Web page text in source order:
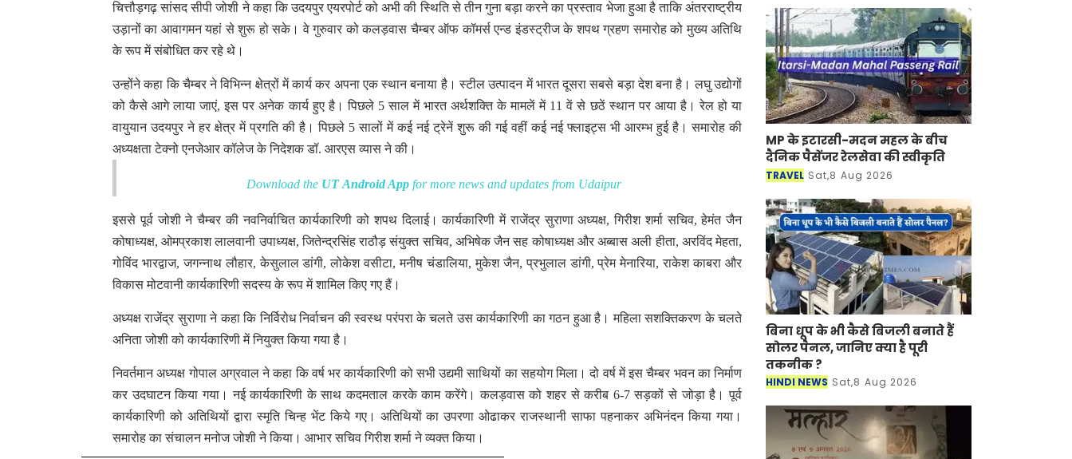
चित्तौड़गढ़ सांसद सीपी जोशी ने कहा कि उदयपुर एयरपोर्ट को अभी की स्थिति से तीन गुना बड़ा करने का प्रस्ताव भेजा हुआ है ताकि अंतरराष्ट्रीय
उड़ानों का आवागमन यहां से शुरू हो सके। वे गुरुवार को कलड़वास चैम्बर ऑफ कॉमर्स एन्ड इंडस्ट्रीज के शपथ ग्रहण समारोह को मुख्य अतिथि
के रूप में संबोधित कर रहे थे।
उन्होंने कहा कि चैम्बर ने विभिन्न क्षेत्रों में कार्य कर अपना एक स्थान बनाया है। स्टील उत्पादन में भारत दूसरा सबसे बड़ा देश बना है। लघु उद्योगों
को कैसे आगे लाया जाएं, इस पर अनेक कार्य हुए है। पिछले 5 साल में भारत अर्थशक्ति के मामलें में 11 वें से छठें स्थान पर आया है। रेल हो या
वायुयान उदयपुर ने हर क्षेत्र में प्रगति की है। पिछले 5 सालों में कई नई ट्रेनें शुरू की गई वहीं कई नई फ्लाइट्स भी आरम्भ हुई है। समारोह की
अध्यक्षता टेक्नो एनजेआर कॉलेज के निदेशक डॉ. आरएस व्यास ने की।
Download the UT Android App for more news and updates from Udaipur
इससे पूर्व जोशी ने चैम्बर की नवनिर्वाचित कार्यकारिणी को शपथ दिलाई। कार्यकारिणी में राजेंद्र सुराणा अध्यक्ष, गिरीश शर्मा सचिव, हेमंत जैन
कोषाध्यक्ष, ओमप्रकाश लालवानी उपाध्यक्ष, जितेन्द्रसिंह राठौड़ संयुक्त सचिव, अभिषेक जैन सह कोषाध्यक्ष और अब्बास अली हीता, अरविंद मेहता,
गोविंद भारद्वाज, जगन्नाथ लौहार, केसुलाल डांगी, लोकेश वसीटा, मनीष चंडालिया, मुकेश जैन, प्रभुलाल डांगी, प्रेम मेनारिया, राकेश काबरा और
विकास मोटवानी कार्यकारिणी सदस्य के रूप में शामिल किए गए हैं।
अध्यक्ष राजेंद्र सुराणा ने कहा कि निर्विरोध निर्वाचन की स्वस्थ परंपरा के चलते उस कार्यकारिणी का गठन हुआ है। महिला सशक्तिकरण के चलते
अनिता जोशी को कार्यकारिणी में नियुक्त किया गया है।
निवर्तमान अध्यक्ष गोपाल अग्रवाल ने कहा कि वर्ष भर कार्यकारिणी को सभी उद्यमी साथियों का सहयोग मिला। दो वर्ष में इस चैम्बर भवन का निर्माण
कर उदघाटन किया गया। नई कार्यकारिणी के साथ कदमताल करके काम करेंगे। कलड़वास को शहर से करीब 6-7 सड़कों से जोड़ा है। पूर्व
कार्यकारिणी को अतिथियों द्वारा स्मृति चिन्ह भेंट किये गए। अतिथियों का उपरणा ओढाकर राजस्थानी साफा पहनाकर अभिनंदन किया गया।
समारोह का संचालन मनोज जोशी ने किया। आभार सचिव गिरीश शर्मा ने व्यक्त किया।
MP के इटारसी-मदन महल के बीच
दैनिक पैसेंजर रेलसेवा की स्वीकृति
TRAVEL Sat,8 Aug 2026
बिना धूप के भी कैसे बिजली बनाते हैं
सोलर पैनल, जानिए क्या है पूरी
तकनीक ?
HINDI NEWS Sat,8 Aug 2026